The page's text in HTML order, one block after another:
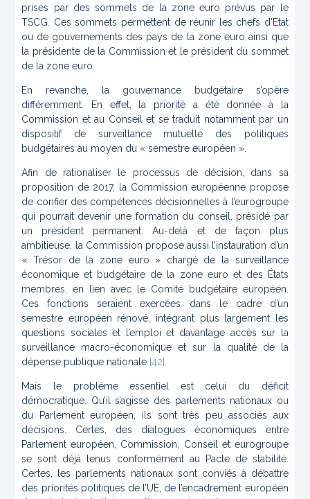
prises par des sommets de la zone euro prévus par le
TSCG. Ces sommets permettent de réunir les chefs d’Etat
ou de gouvernements des pays de la zone euro ainsi que
la présidente de la Commission et le président du sommet
de la zone euro.
En revanche, la gouvernance budgétaire s’opère
différemment. En effet, la priorité a été donnée à la
Commission et au Conseil et se traduit notamment par un
dispositif de surveillance mutuelle des politiques
budgétaires au moyen du « semestre européen ».
Afin de rationaliser le processus de décision, dans sa
proposition de 2017, la Commission européenne propose
de confier des compétences décisionnelles à l’eurogroupe
qui pourrait devenir une formation du conseil, présidé par
un président permanent. Au-delà et de façon plus
ambitieuse, la Commission propose aussi l’instauration d’un
« Trésor de la zone euro » chargé de la surveillance
économique et budgétaire de la zone euro et des États
membres, en lien avec le Comité budgétaire européen.
Ces fonctions seraient exercées dans le cadre d’un
semestre européen rénové, intégrant plus largement les
questions sociales et l’emploi et davantage accès sur la
surveillance macro-économique et sur la qualité de la
dépense publique nationale [42]
Mais le problème essentiel est celui du déficit
démocratique. Qu’il s’agisse des parlements nationaux ou
du Parlement européen, ils sont très peu associés aux
décisions. Certes, des dialogues économiques entre
Parlement européen, Commission, Conseil et eurogroupe
se sont déjà tenus conformément au Pacte de stabilité.
Certes, les parlements nationaux sont conviés à débattre
des priorités politiques de l’UE, de l’encadrement européen